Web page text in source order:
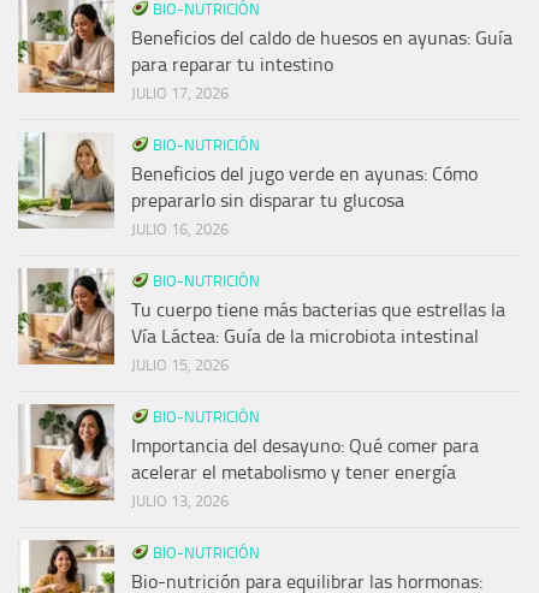
BIO-NUTRICIÓN
Beneficios del caldo de huesos en ayunas: Guía
para reparar tu intestino
JULIO 17, 2026
BIO-NUTRICIÓN
Beneficios del jugo verde en ayunas: Cómo
prepararlo sin disparar tu glucosa
JULIO 16, 2026
BIO-NUTRICIÓN
Tu cuerpo tiene más bacterias que estrellas la
Vía Láctea: Guía de la microbiota intestinal
JULIO 15, 2026
BIO-NUTRICIÓN
Importancia del desayuno: Qué comer para
acelerar el metabolismo y tener energía
JULIO 13, 2026
BIO-NUTRICIÓN
Bio-nutrición para equilibrar las hormonas: